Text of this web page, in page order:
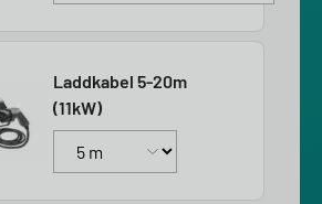
Laddkabel 5-20m
(11kW)